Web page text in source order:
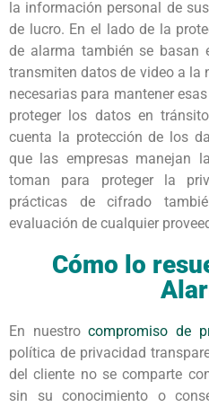
la información personal de
de lucro. En el lado de la
de alarma también se basan
transmiten datos de video a la
necesarias para mantener
proteger los datos en
cuenta la protección de los
que las empresas manejan
toman para proteger la
prácticas de cifrado
evaluación de cualquier
Cómo lo
En nuestrocompromiso de
política de privacidad
del cliente no se comparte
sin su conocimiento o